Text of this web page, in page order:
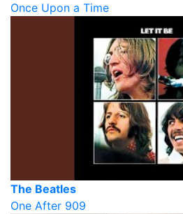
Once Upon a Time
The Beatles
One After 909